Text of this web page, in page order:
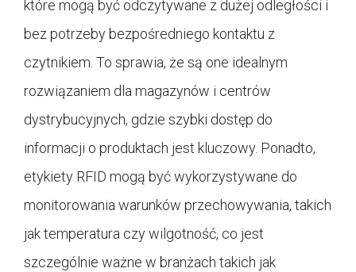
które mogą być odczytywane z dużej odległości i
bez potrzeby bezpośredniego kontaktu z
czytnikiem. To sprawia, że są one idealnym
rozwiązaniem dla magazynów i centrów
dystrybucyjnych, gdzie szybki dostęp do
informacji o produktach jest kluczowy. Ponadto,
etykiety RFID mogą być wykorzystywane do
monitorowania warunków przechowywania, takich
jak temperatura czy wilgotność, co jest
szczególnie ważne w branżach takich jak